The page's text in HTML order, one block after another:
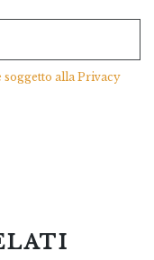
soggetto allaPrivacy